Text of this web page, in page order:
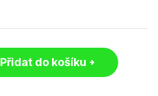
Přidat do košíku